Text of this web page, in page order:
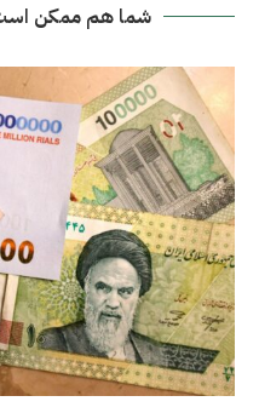
شما هم ممکن